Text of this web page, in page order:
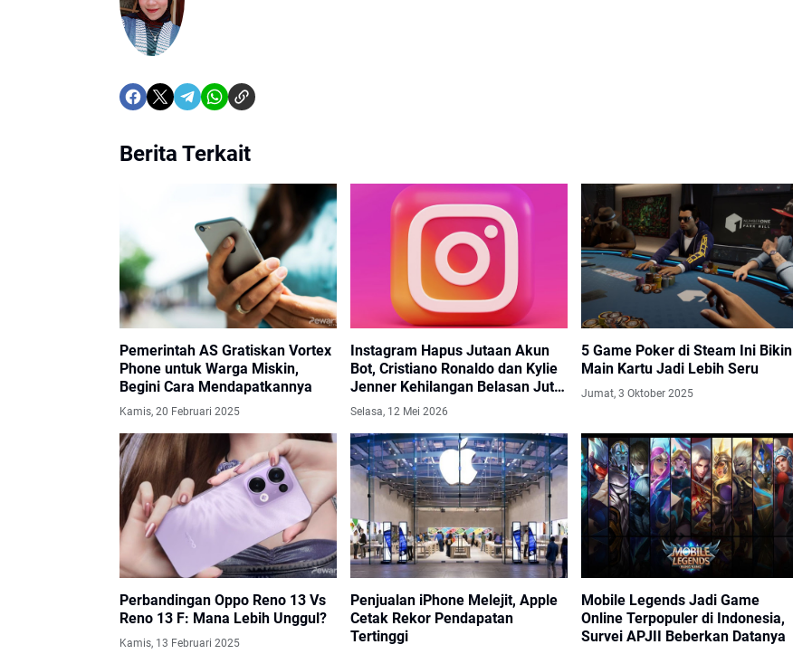
Berita Terkait
Pemerintah AS Gratiskan Vortex
Phone untuk Warga Miskin,
Begini Cara Mendapatkannya
Kamis, 20 Februari 2025
Instagram Hapus Jutaan Akun
Bot, Cristiano Ronaldo dan Kylie
Jenner Kehilangan Belasan Juta
Followers
Selasa, 12 Mei 2026
5 Game Poker di Steam Ini Bikin
Main Kartu Jadi Lebih Seru
Jumat, 3 Oktober 2025
Perbandingan Oppo Reno 13 Vs
Reno 13 F: Mana Lebih Unggul?
Kamis, 13 Februari 2025
Penjualan iPhone Melejit, Apple
Cetak Rekor Pendapatan
Tertinggi
Mobile Legends Jadi Game
Online Terpopuler di Indonesia,
Survei APJII Beberkan Datanya